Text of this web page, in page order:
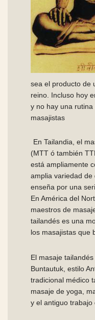
sea el producto de
reino. Incluso hoy
y no hay una
masajistas
En Tailandia, el
(MTT ó también
está ampliamente
amplia variedad
enseña por una
En América del
maestros de
tailandés es una
los masajistas que
El masaje
Buntautuk, estilo
tradicional médico
masaje de yoga,
y el antiguo trabajo